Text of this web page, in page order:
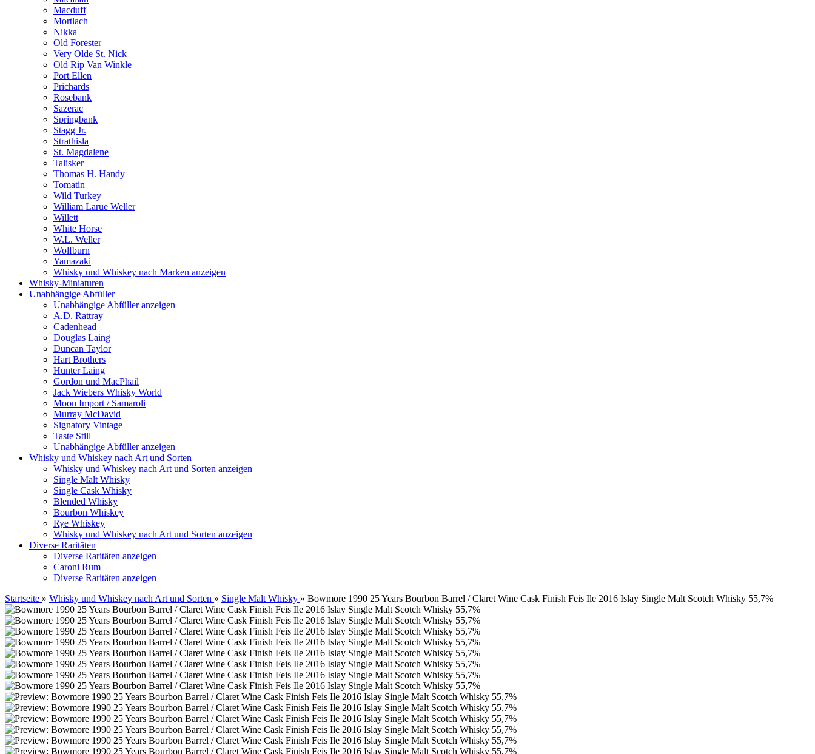
Macduff
Mortlach
Nikka
Old Forester
Very Olde St. Nick
Old Rip Van Winkle
Port Ellen
Prichards
Rosebank
Sazerac
Springbank
Stagg Jr.
Strathisla
St. Magdalene
Talisker
Thomas H. Handy
Tomatin
Wild Turkey
William Larue Weller
Willett
White Horse
W.L. Weller
Wolfburn
Yamazaki
Whisky und Whiskey nach Marken anzeigen
Whisky-Miniaturen
Unabhängige Abfüller
Unabhängige Abfüller anzeigen
A.D. Rattray
Cadenhead
Douglas Laing
Duncan Taylor
Hart Brothers
Hunter Laing
Gordon und MacPhail
Jack Wiebers Whisky World
Moon Import / Samaroli
Murray McDavid
Signatory Vintage
Taste Still
Unabhängige Abfüller anzeigen
Whisky und Whiskey nach Art und Sorten
Whisky und Whiskey nach Art und Sorten anzeigen
Single Malt Whisky
Single Cask Whisky
Blended Whisky
Bourbon Whiskey
Rye Whiskey
Whisky und Whiskey nach Art und Sorten anzeigen
Diverse Raritäten
Diverse Raritäten anzeigen
Caroni Rum
Diverse Raritäten anzeigen
Startseite » Whisky und Whiskey nach Art und Sorten » Single Malt Whisky » Bowmore 1990 25 Years Bourbon Barrel / Claret Wine Cask Finish Feis Ile 2016 Islay Single Malt Scotch Whisky 55,7%